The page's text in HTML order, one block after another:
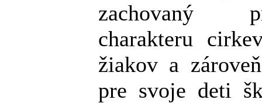
zachovaný
charakteru
žiakov a
pre svoje deti